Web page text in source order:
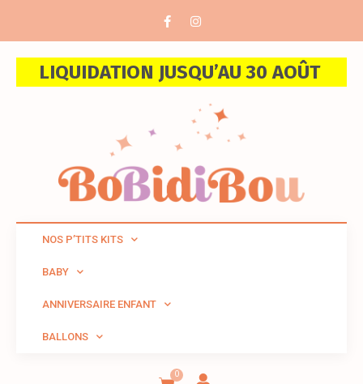
LIQUIDATION JUSQU’AU 30 AOÛT
NOS P’TITS KITS
BABY
ANNIVERSAIRE ENFANT
BALLONS
0